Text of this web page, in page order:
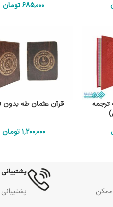
685٬000تومان
ترجمه
قرآن عثمان طه بدون
1٬200٬000 تومان
ممکن